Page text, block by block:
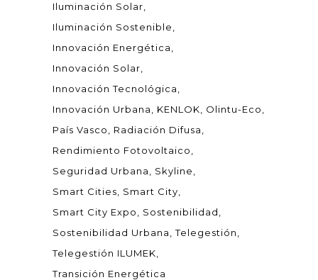
Iluminación Solar
Iluminación Sostenible
Innovación Energética
Innovación Solar
Innovación Tecnológica
Innovación Urbana
KENLOK
Olintu-Eco
País Vasco
Radiación Difusa
Rendimiento Fotovoltaico
Seguridad Urbana
Skyline
Smart Cities
Smart City
Smart City Expo
Sostenibilidad
Sostenibilidad Urbana
Telegestión
Telegestión ILUMEK
Transición Energética